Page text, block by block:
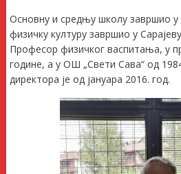
Основну и средњу школу завршио у
физичку културу завршио у
Професор физичког васпитања, у
године, а у ОШ „Свети Сава“ од
директора је од јануара 2016. год.